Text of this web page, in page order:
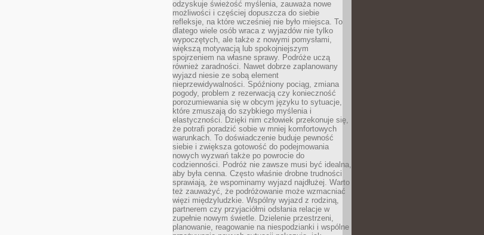
odzyskuje świeżość myślenia, zauważa nowe
możliwości i częściej dopuszcza do siebie
refleksje, na które wcześniej nie było miejsca. To
dlatego wiele osób wraca z wyjazdów nie tylko
wypoczętych, ale także z nowymi pomysłami,
większą motywacją lub spokojniejszym
spojrzeniem na własne sprawy. Podróże uczą
również zaradności. Nawet dobrze zaplanowany
wyjazd niesie ze sobą element
nieprzewidywalności. Spóźniony pociąg, zmiana
pogody, problem z rezerwacją czy konieczność
porozumiewania się w obcym języku to sytuacje,
które zmuszają do szybkiego myślenia i
elastyczności. Dzięki nim człowiek przekonuje się,
że potrafi poradzić sobie w mniej komfortowych
warunkach. To doświadczenie buduje pewność
siebie i zwiększa gotowość do podejmowania
nowych wyzwań także po powrocie do
codzienności. Podróż nie zawsze musi być idealna,
aby była cenna. Często właśnie drobne trudności
sprawiają, że wspominamy wyjazd najdłużej. Warto
też zauważyć, że podróżowanie może wzmacniać
więzi międzyludzkie. Wspólny wyjazd z rodziną,
partnerem czy przyjaciółmi odsłania relacje w
zupełnie nowym świetle. Dzielenie przestrzeni,
planowanie, reagowanie na niespodzianki i wspólne